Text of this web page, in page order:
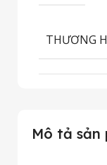
Mô tả sản
THƯƠNG